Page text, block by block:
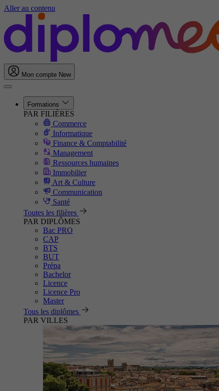
Aller au contenu
Mon compte New
Formations
PAR FILIÈRES
Commerce
Informatique
Finance & Comptabilité
Management
Ressources humaines
Immobilier
Art & Culture
Communication
Santé
Toutes les filières
PAR DIPLÔMES
Bac PRO
CAP
BTS
BUT
Prépa
Bachelor
Licence
Licence Pro
Master
Tous les diplômes
PAR VILLES